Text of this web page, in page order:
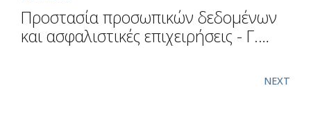
Προστασία προσωπικών δεδομένων
και ασφαλιστικές επιχειρήσεις - Γ.
NEXT